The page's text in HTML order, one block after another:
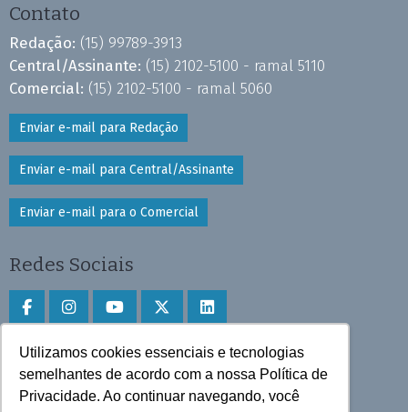
Utilizamos cookies essenciais e tecnologias
semelhantes de acordo com a nossa Política de
Privacidade. Ao continuar navegando, você
Contato
Redação: (15) 99789-3913
Central/Assinante: (15) 2102-5100 - ramal 5110
Comercial: (15) 2102-5100 - ramal 5060
Enviar e-mail para Redação
Enviar e-mail para Central/Assinante
Enviar e-mail para o Comercial
Redes Sociais
Faça download do aplicativo
Play Store e App Store